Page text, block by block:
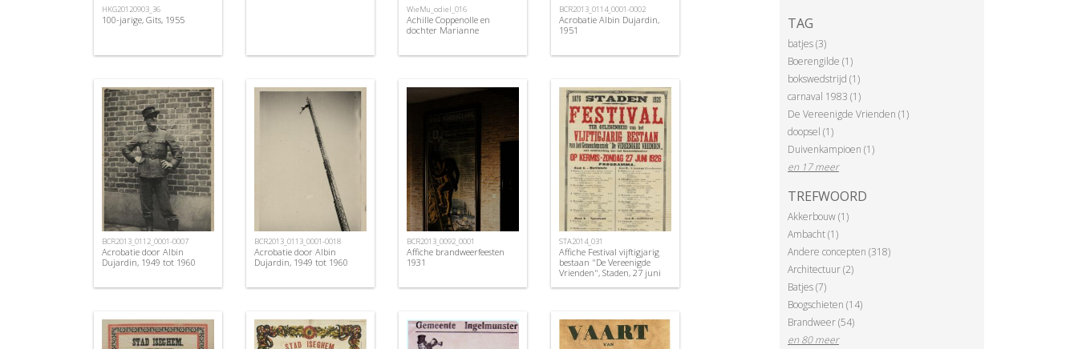
HKG20120903_36
100-jarige, Gits, 1955
WieMu_odiel_016
Achille Coppenolle en
dochter Marianne
BCR2013_0114_0001-0002
Acrobatie Albin Dujardin,
1951
BCR2013_0112_0001-0007
Acrobatie door Albin
Dujardin, 1949 tot 1960
BCR2013_0113_0001-0018
Acrobatie door Albin
Dujardin, 1949 tot 1960
BCR2013_0092_0001
Affiche brandweerfeesten
1931
STA2014_031
Affiche Festival vijftigjarig
bestaan "De Vereenigde
Vrienden", Staden, 27 juni
TAG
batjes (3)
Boerengilde (1)
bokswedstrijd (1)
carnaval 1983 (1)
De Vereenigde Vrienden (1)
doopsel (1)
Duivenkampioen (1)
en 17 meer
TREFWOORD
Akkerbouw (1)
Ambacht (1)
Andere concepten (318)
Architectuur (2)
Batjes (7)
Boogschieten (14)
Brandweer (54)
en 80 meer